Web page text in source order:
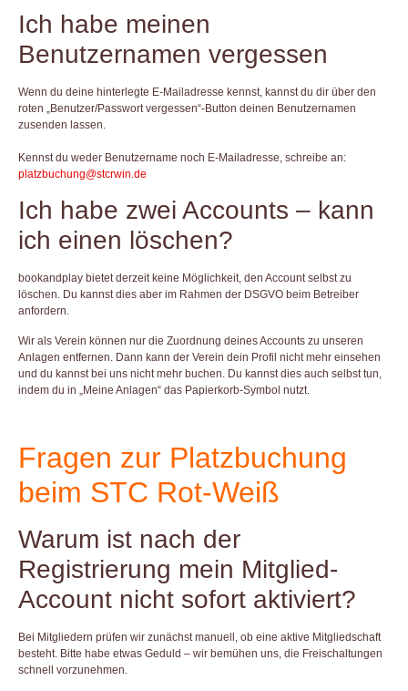
Ich habe meinen
Benutzernamen vergessen
Wenn du deine hinterlegte E-Mailadresse kennst, kannst du dir über den
roten „Benutzer/Passwort vergessen“-Button deinen Benutzernamen
zusenden lassen.
Kennst du weder Benutzername noch E-Mailadresse, schreibe an:
platzbuchung@stcrwin.de
Ich habe zwei Accounts – kann
ich einen löschen?
bookandplay bietet derzeit keine Möglichkeit, den Account selbst zu
löschen. Du kannst dies aber im Rahmen der DSGVO beim Betreiber
anfordern.
Wir als Verein können nur die Zuordnung deines Accounts zu unseren
Anlagen entfernen. Dann kann der Verein dein Profil nicht mehr einsehen
und du kannst bei uns nicht mehr buchen. Du kannst dies auch selbst tun,
indem du in „Meine Anlagen“ das Papierkorb-Symbol nutzt.
Fragen zur Platzbuchung
beim STC Rot-Weiß
Warum ist nach der
Registrierung mein Mitglied-
Account nicht sofort aktiviert?
Bei Mitgliedern prüfen wir zunächst manuell, ob eine aktive Mitgliedschaft
besteht. Bitte habe etwas Geduld – wir bemühen uns, die Freischaltungen
schnell vorzunehmen.